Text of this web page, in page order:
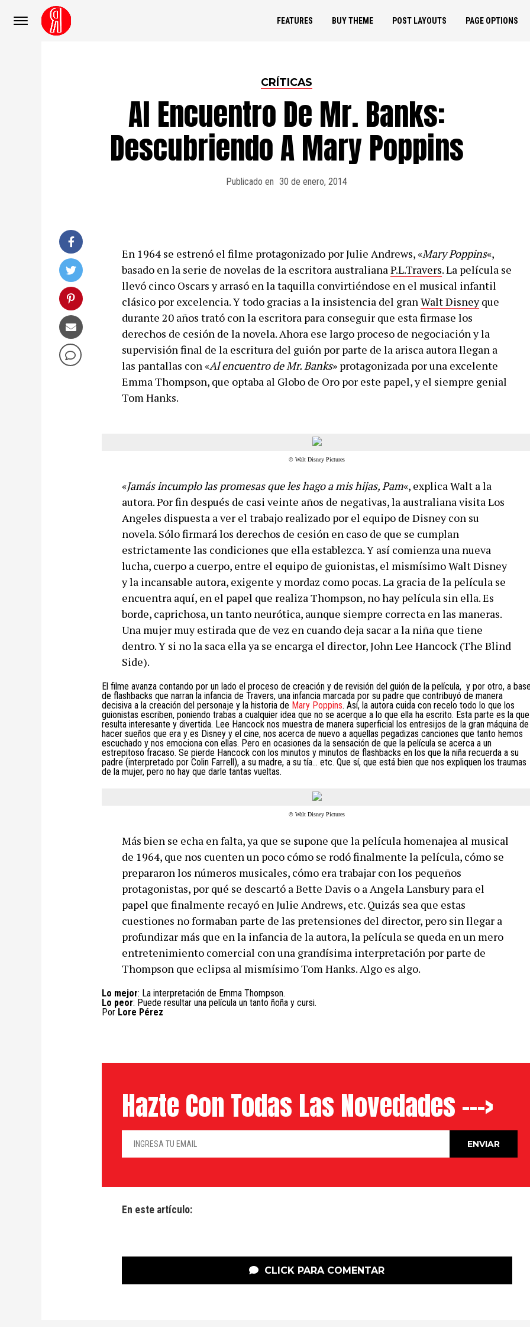
FEATURES BUY THEME POST LAYOUTS PAGE OPTIONS
CRÍTICAS
Al Encuentro De Mr. Banks:
Descubriendo A Mary Poppins
Publicado en 30 de enero, 2014
En 1964 se estrenó el filme protagonizado por Julie Andrews, «Mary Poppins«,
basado en la serie de novelas de la escritora australianaP.L.Travers. La película se
llevó cinco Oscars y arrasó en la taquilla convirtiéndose en el musical infantil
clásico por excelencia. Y todo gracias a la insistencia del granWalt Disneyque
durante 20 años trató con la escritora para conseguir que esta firmase los
derechos de cesión de la novela. Ahora ese largo proceso de negociación y la
supervisión final de la escritura del guión por parte de la arisca autora llegan a
las pantallas con «Al encuentro de Mr. Banks» protagonizada por una excelente
Emma Thompson, que optaba al Globo de Oro por este papel, y el siempre genial
Tom Hanks.
© Walt Disney Pictures
«Jamás incumplo las promesas que les hago a mis hijas, Pam«, explica Walt a la
autora. Por fin después de casi veinte años de negativas, la australiana visita Los
Angeles dispuesta a ver el trabajo realizado por el equipo de Disney con su
novela. Sólo firmará los derechos de cesión en caso de que se cumplan
estrictamente las condiciones que ella establezca. Y así comienza una nueva
lucha, cuerpo a cuerpo, entre el equipo de guionistas, el mismísimo Walt Disney
y la incansable autora, exigente y mordaz como pocas. La gracia de la película se
encuentra aquí, en el papel que realiza Thompson, no hay película sin ella. Es
borde, caprichosa, un tanto neurótica, aunque siempre correcta en las maneras.
Una mujer muy estirada que de vez en cuando deja sacar a la niña que tiene
dentro. Y si no la saca ella ya se encarga el director, John Lee Hancock (The Blind
Side).
El filme avanza contando por un lado el proceso de creación y de revisión del guión de la película, y por otro, a
de flashbacks que narran la infancia de Travers, una infancia marcada por su padre que contribuyó de manera
decisiva a la creación del personaje y la historia de Mary Poppins. Así, la autora cuida con recelo todo lo que los
guionistas escriben, poniendo trabas a cualquier idea que no se acerque a lo que ella ha escrito. Esta parte es la que
resulta interesante y divertida. Lee Hancock nos muestra de manera superficial los entresijos de la gran máquina de
hacer sueños que era y es Disney y el cine, nos acerca de nuevo a aquellas pegadizas canciones que tanto hemos
escuchado y nos emociona con ellas. Pero en ocasiones da la sensación de que la película se acerca a un
estrepitoso fracaso. Se pierde Hancock con los minutos y minutos de flashbacks en los que la niña recuerda a su
padre (interpretado por Colin Farrell), a su madre, a su tía… etc. Que sí, que está bien que nos expliquen los traumas
de la mujer, pero no hay que darle tantas vueltas.
© Walt Disney Pictures
Más bien se echa en falta, ya que se supone que la película homenajea al musical
de 1964, que nos cuenten un poco cómo se rodó finalmente la película, cómo se
prepararon los números musicales, cómo era trabajar con los pequeños
protagonistas, por qué se descartó a Bette Davis o a Angela Lansbury para el
papel que finalmente recayó en Julie Andrews, etc. Quizás sea que estas
cuestiones no formaban parte de las pretensiones del director, pero sin llegar a
profundizar más que en la infancia de la autora, la película se queda en un mero
entretenimiento comercial con una grandísima interpretación por parte de
Thompson que eclipsa al mismísimo Tom Hanks. Algo es algo.
Lo mejor: La interpretación de Emma Thompson.
Lo peor: Puede resultar una película un tanto ñoña y cursi.
Por Lore Pérez
Hazte Con Todas Las Novedades --->
En este artículo:
CLICK PARA COMENTAR